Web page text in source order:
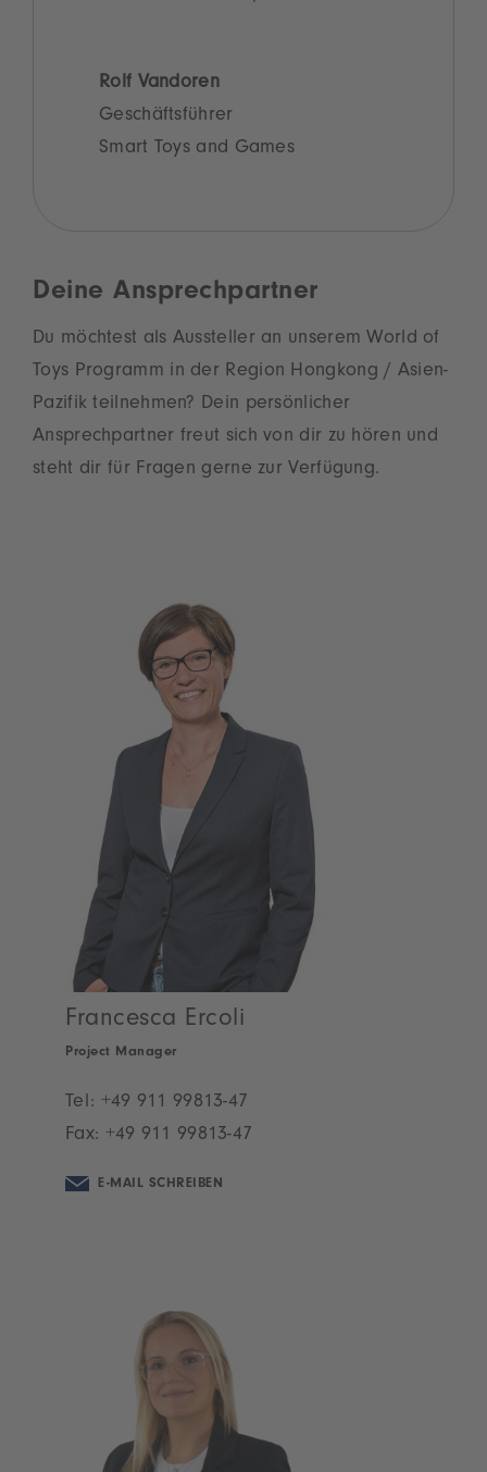
Rolf Vandoren
Geschäftsführer
Smart Toys and Games
Deine Ansprechpartner
Du möchtest als Aussteller an unserem World of
Toys Programm in der Region Hongkong / Asien-
Pazifik teilnehmen? Dein persönlicher
Ansprechpartner freut sich von dir zu hören und
steht dir für Fragen gerne zur Verfügung.
Francesca Ercoli
Project Manager
Tel: +49 911 99813-47
Fax: +49 911 99813-47
E-MAIL SCHREIBEN